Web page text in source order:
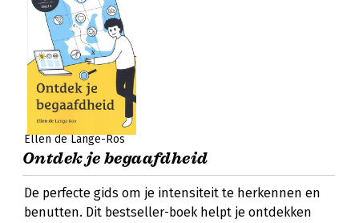
Ellen de Lange-Ros
Ontdek je begaafdheid
De perfecte gids om je intensiteit te herkennen en
benutten. Dit bestseller-boek helpt je ontdekken